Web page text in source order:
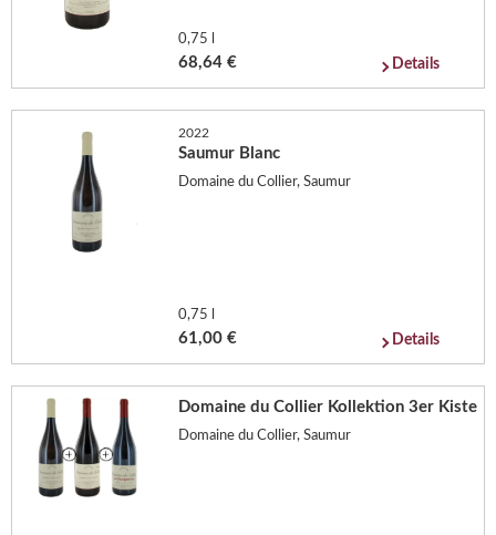
0,75 l
68,64 € Details
2022
Saumur Blanc
Domaine du Collier, Saumur
0,75 l
61,00 € Details
Domaine du Collier Kollektion 3er Kiste
Domaine du Collier, Saumur